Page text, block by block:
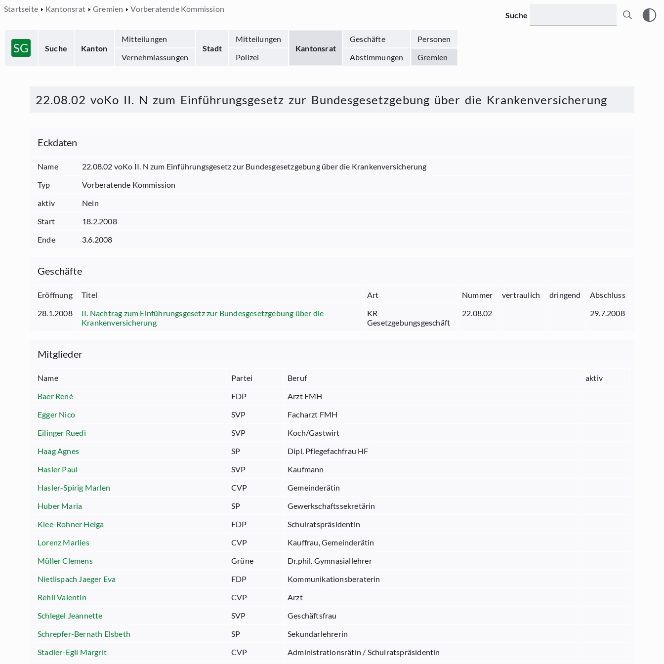
Startseite Kantonsrat Gremien Vorberatende Kommission
SG Suche Kanton
Mitteilungen
Stadt
Mitteilungen
Kantonsrat
Geschäfte
Personen
Vernehmlassungen
Polizei Abstimmungen Gremien
Suche
22.08.02 voKo II. N zum Einführungsgesetz zur Bundesgesetzgebung über die Krankenversicherung
Eckdaten
Name
22.08.02 voKo II. N zum Einführungsgesetz zur Bundesgesetzgebung über die Krankenversicherung
Typ
Vorberatende Kommission
aktiv
Nein
Start
18.2.2008
Ende
3.6.2008
Geschäfte
Eröffnung Titel Art Nummer vertraulich dringend
Abschluss
28.1.2008
II. Nachtrag zum Einführungsgesetz zur Bundesgesetzgebung über die
Krankenversicherung
KR
Gesetzgebungsgeschäft
22.08.02 29.7.2008
Mitglieder
Name Partei Beruf
aktiv
Baer René
FDP
Arzt FMH
Egger Nico
SVP
Facharzt FMH
Eilinger Ruedi
SVP
Koch/Gastwirt
Haag Agnes
SP
Dipl. Pflegefachfrau HF
Hasler Paul
SVP
Kaufmann
Hasler-Spirig Marlen
CVP
Gemeinderätin
Huber Maria
SP
Gewerkschaftssekretärin
Klee-Rohner Helga
FDP
Schulratspräsidentin
Lorenz Marlies
CVP
Kauffrau, Gemeinderätin
Müller Clemens
Grüne
Dr.phil. Gymnasiallehrer
Nietlispach Jaeger Eva
FDP
Kommunikationsberaterin
Rehli Valentin
CVP
Arzt
Schlegel Jeannette
SVP
Geschäftsfrau
Schrepfer-Bernath Elsbeth
SP
Sekundarlehrerin
Stadler-Egli Margrit
CVP Administrationsrätin / Schulratspräsidentin